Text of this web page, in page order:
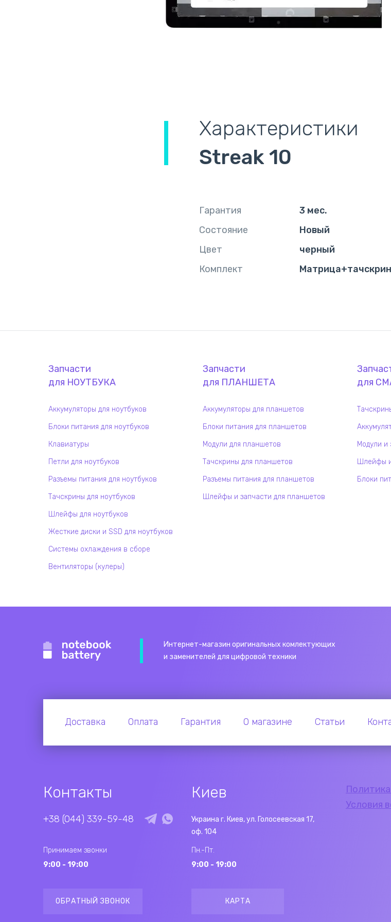
Характеристики
Streak 10
Гарантия
3 мес.
Состояние
Новый
Цвет
черный
Комплект
Матрица+тачскрин
Запчасти
для НОУТБУКА
Аккумуляторы для ноутбуков
Блоки питания для ноутбуков
Клавиатуры
Петли для ноутбуков
Разъемы питания для ноутбуков
Тачскрины для ноутбуков
Шлейфы для ноутбуков
Жесткие диски и SSD для ноутбуков
Системы охлаждения в сборе
Вентиляторы (кулеры)
Запчасти
для ПЛАНШЕТА
Аккумуляторы для планшетов
Блоки питания для планшетов
Модули для планшетов
Тачскрины для планшетов
Разъемы питания для планшетов
Шлейфы и запчасти для планшетов
для
Модули и
Шлейфы
Блоки
Интернет-магазин оригинальных комлектующих
и заменителей для цифровой техники
Доставка Оплата Гарантия О магазине Статьи
Контакты
+38 (044) 339-59-48
Принимаем звонки
9:00 - 19:00
ОБРАТНЫЙ ЗВОНОК
Киев
Украина г. Киев, ул. Голосеевская 17,
оф. 104
Пн.-Пт.
9:00 - 19:00
КАРТА
Условия